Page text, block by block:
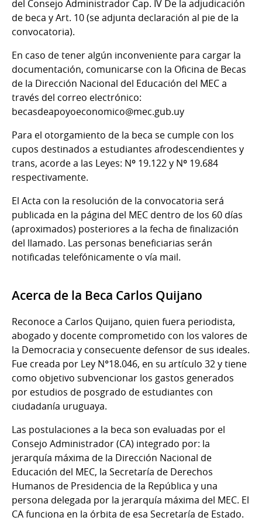
del Consejo Administrador Cap. IV De la adjudicación
de beca y Art. 10 (se adjunta declaración al pie de la
convocatoria).
En caso de tener algún inconveniente para cargar la
documentación, comunicarse con la Oficina de Becas
de la Dirección Nacional del Educación del MEC a
través del correo electrónico:
becasdeapoyoeconomico@mec.gub.uy
Para el otorgamiento de la beca se cumple con los
cupos destinados a estudiantes afrodescendientes y
trans, acorde a las Leyes: Nº 19.122 y Nº 19.684
respectivamente.
El Acta con la resolución de la convocatoria será
publicada en la página del MEC dentro de los 60 días
(aproximados) posteriores a la fecha de finalización
del llamado. Las personas beneficiarias serán
notificadas telefónicamente o vía mail.
Acerca de la Beca Carlos Quijano
Reconoce a Carlos Quijano, quien fuera periodista,
abogado y docente comprometido con los valores de
la Democracia y consecuente defensor de sus ideales.
Fue creada por Ley N°18.046, en su artículo 32 y tiene
como objetivo subvencionar los gastos generados
por estudios de posgrado de estudiantes con
ciudadanía uruguaya.
Las postulaciones a la beca son evaluadas por el
Consejo Administrador (CA) integrado por: la
jerarquía máxima de la Dirección Nacional de
Educación del MEC, la Secretaría de Derechos
Humanos de Presidencia de la República y una
persona delegada por la jerarquía máxima del MEC. El
CA funciona en la órbita de esa Secretaría de Estado.